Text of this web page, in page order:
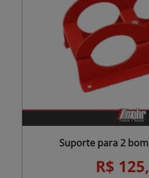
Suporte para 2
R$